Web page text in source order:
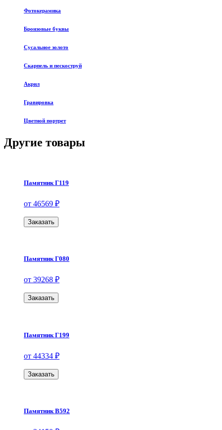
Фотокерамика
Бронзовые буквы
Сусальное золото
Скарпель и пескоструй
Акрил
Гравировка
Цветной портрет
Другие товары
Памятник Г119
от 46569 ₽
Заказать
Памятник Г080
от 39268 ₽
Заказать
Памятник Г199
от 44334 ₽
Заказать
Памятник В592